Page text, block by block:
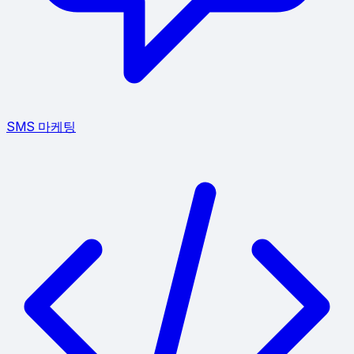
SMS 마케팅